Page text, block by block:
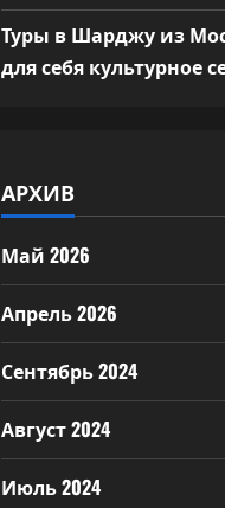
Туры в Шарджу из
для себя культурное
АРХИВ
Май 2026
Апрель 2026
Сентябрь 2024
Август 2024
Июль 2024